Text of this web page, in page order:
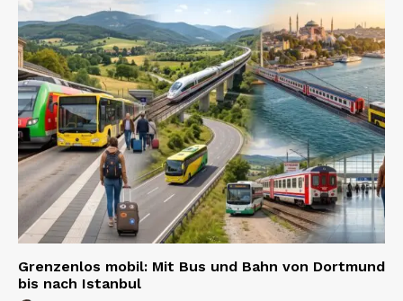
Grenzenlos mobil: Mit Bus und Bahn von Dortmund
bis nach Istanbul